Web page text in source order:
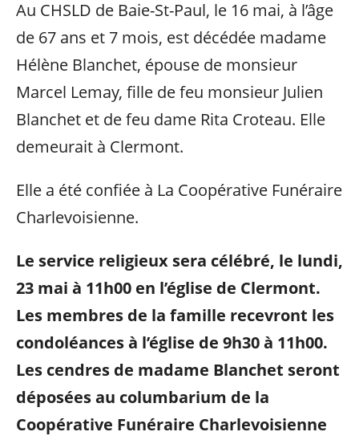
Au CHSLD de Baie-St-Paul, le 16 mai, à l’âge
de 67 ans et 7 mois, est décédée madame
Hélène Blanchet, épouse de monsieur
Marcel Lemay, fille de feu monsieur Julien
Blanchet et de feu dame Rita Croteau. Elle
demeurait à Clermont.
Elle a été confiée à La Coopérative Funéraire
Charlevoisienne.
Le service religieux sera célébré, le lundi,
23 mai à 11h00 en l’église de Clermont.
Les membres de la famille recevront les
condoléances à l’église de 9h30 à 11h00.
Les cendres de madame Blanchet seront
déposées au columbarium de la
Coopérative Funéraire Charlevoisienne